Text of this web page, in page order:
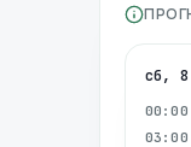
сб, 8
00:00
03:00